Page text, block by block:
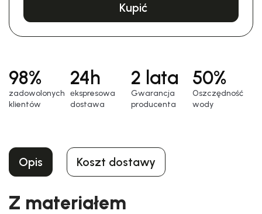
Kupić
98%
zadowolonych
klientów
24h
еkspresowa
dostawa
2 lata
Gwarancja
producenta
50%
Oszczędność
wody
Opis Koszt dostawy
Z materiałem